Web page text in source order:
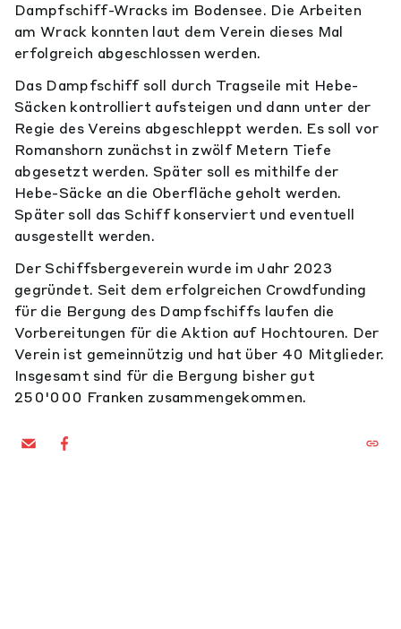
Dampfschiff-Wracks im Bodensee. Die Arbeiten
am Wrack konnten laut dem Verein dieses Mal
erfolgreich abgeschlossen werden.
Das Dampfschiff soll durch Tragseile mit Hebe-
Säcken kontrolliert aufsteigen und dann unter der
Regie des Vereins abgeschleppt werden. Es soll vor
Romanshorn zunächst in zwölf Metern Tiefe
abgesetzt werden. Später soll es mithilfe der
Hebe-Säcke an die Oberfläche geholt werden.
Später soll das Schiff konserviert und eventuell
ausgestellt werden.
Der Schiffsbergeverein wurde im Jahr 2023
gegründet. Seit dem erfolgreichen Crowdfunding
für die Bergung des Dampfschiffs laufen die
Vorbereitungen für die Aktion auf Hochtouren. Der
Verein ist gemeinnützig und hat über 40 Mitglieder.
Insgesamt sind für die Bergung bisher gut
250'000 Franken zusammengekommen.